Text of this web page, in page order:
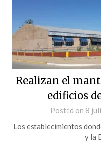
Realizan el
edificios
Posted on 8
Los establecimientos
y la